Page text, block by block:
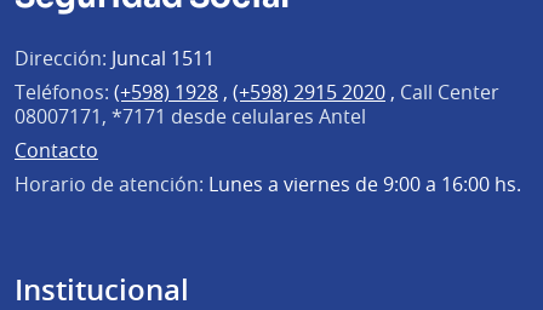
Dirección: Juncal 1511
Teléfonos: (+598) 1928 , (+598) 2915 2020 , Call Center
08007171, *7171 desde celulares Antel
Contacto
Horario de atención: Lunes a viernes de 9:00 a 16:00 hs.
Institucional